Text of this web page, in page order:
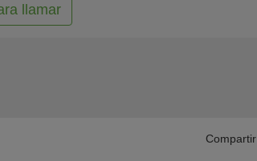
llamar
Compartir